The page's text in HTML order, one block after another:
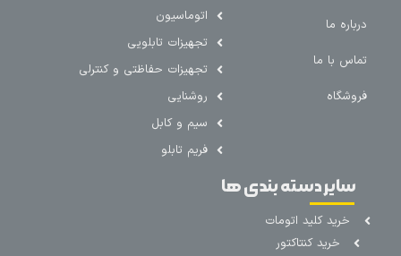
درباره ما
تماس با ما
فروشگاه
اتوماسیون
تجهیزات تابلویی
تجهیزات حفاظتی و کنترلی
روشنایی
سیم و کابل
فریم تابلو
سایر دسته بندی ها
خرید کلید اتومات
خرید کنتاکتور